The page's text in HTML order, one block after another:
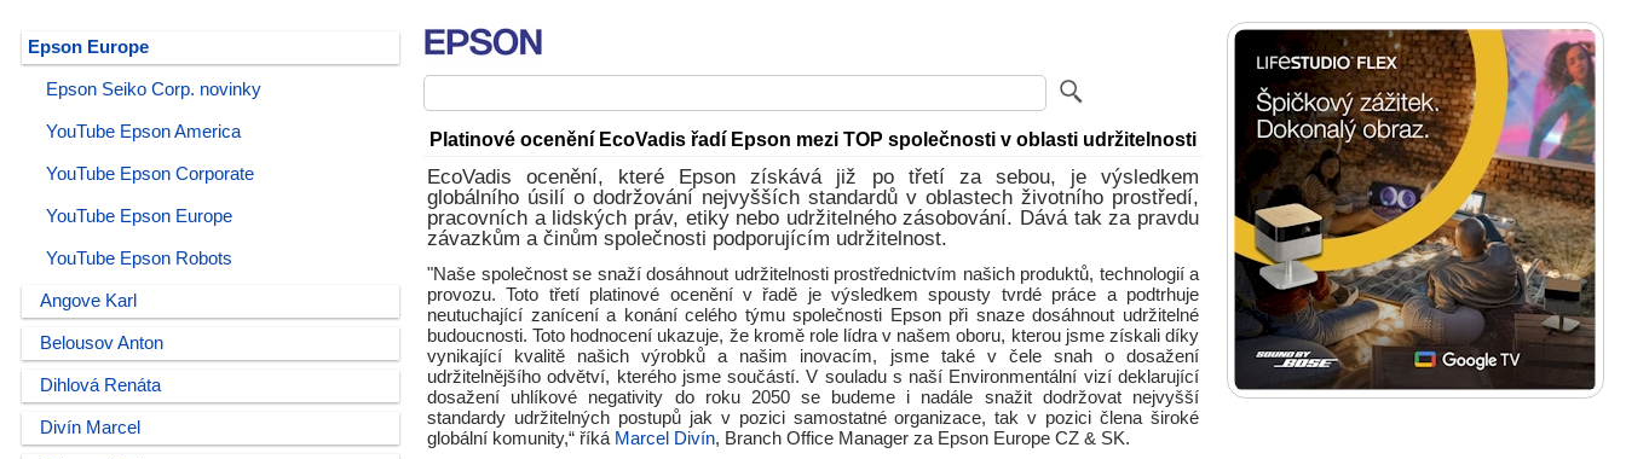
Epson Europe
Epson Seiko Corp. novinky
YouTube Epson America
YouTube Epson Corporate
YouTube Epson Europe
YouTube Epson Robots
Angove Karl
Belousov Anton
Dihlová Renáta
Divín Marcel
Platinové ocenění EcoVadis řadí Epson mezi TOP společnosti v oblasti udržitelnosti
EcoVadis ocenění, které Epson získává již po třetí za sebou, je výsledkem
globálního úsilí o dodržování nejvyšších standardů v oblastech životního prostředí,
pracovních a lidských práv, etiky nebo udržitelného zásobování. Dává tak za pravdu
závazkům a činům společnosti podporujícím udržitelnost.
"Naše společnost se snaží dosáhnout udržitelnosti prostřednictvím našich produktů, technologií a
provozu. Toto třetí platinové ocenění v řadě je výsledkem spousty tvrdé práce a podtrhuje
neutuchající zanícení a konání celého týmu společnosti Epson při snaze dosáhnout udržitelné
budoucnosti. Toto hodnocení ukazuje, že kromě role lídra v našem oboru, kterou jsme získali díky
vynikající kvalitě našich výrobků a našim inovacím, jsme také v čele snah o dosažení
udržitelnějšího odvětví, kterého jsme součástí. V souladu s naší Environmentální vizí deklarující
dosažení uhlíkové negativity do roku 2050 se budeme i nadále snažit dodržovat nejvyšší
standardy udržitelných postupů jak v pozici samostatné organizace, tak v pozici člena široké
globální komunity,“ říká Marcel Divín, Branch Office Manager za Epson Europe CZ & SK.